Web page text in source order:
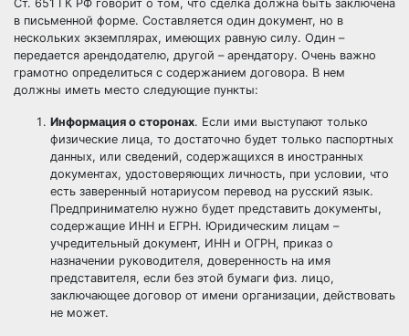
Ст. 651 ГК РФ говорит о том, что сделка должна быть заключена
в письменной форме. Составляется один документ, но в
нескольких экземплярах, имеющих равную силу. Один –
передается арендодателю, другой – арендатору. Очень важно
грамотно определиться с содержанием договора. В нем
должны иметь место следующие пункты:
Информация о сторонах. Если ими выступают только
физические лица, то достаточно будет только паспортных
данных, или сведений, содержащихся в иностранных
документах, удостоверяющих личность, при условии, что
есть заверенный нотариусом перевод на русский язык.
Предпринимателю нужно будет представить документы,
содержащие ИНН и ЕГРН. Юридическим лицам –
учредительный документ, ИНН и ОГРН, приказ о
назначении руководителя, доверенность на имя
представителя, если без этой бумаги физ. лицо,
заключающее договор от имени организации, действовать
не может.